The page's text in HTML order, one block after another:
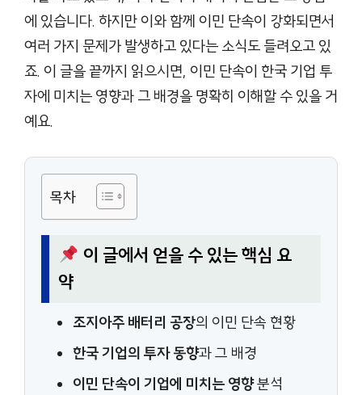
에 있습니다. 하지만 이와 함께 이민 단속이 강화되면서
여러 가지 문제가 발생하고 있다는 소식도 들려오고 있
죠. 이 글을 끝까지 읽으시면, 이민 단속이 한국 기업 투
자에 미치는 영향과 그 배경을 명확히 이해할 수 있을 거
예요.
목차
이 글에서 얻을 수 있는 핵심 요
약
조지아주 배터리 공장의 이민 단속 현황
한국 기업의 투자 동향과 그 배경
이민 단속이 기업에 미치는 영향분석